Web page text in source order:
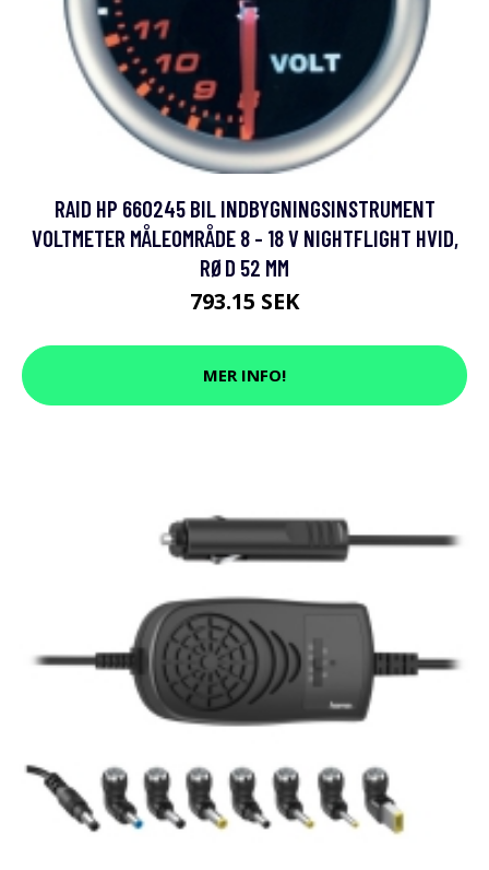
RAID HP 660245 BIL INDBYGNINGSINSTRUMENT
VOLTMETER MÅLEOMRÅDE 8 - 18 V NIGHTFLIGHT HVID,
RØD 52 MM
793.15 SEK
MER INFO!